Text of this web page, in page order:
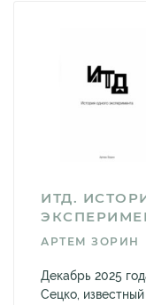
ИТД.
АРТЕМ ЗОРИН
Декабрь 2025
Сецко,